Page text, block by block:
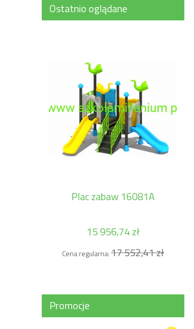
Ostatnio oglądane
Plac zabaw 16081A
15 956,74 zł
Cena regularna:17 552,41 zł
Promocje